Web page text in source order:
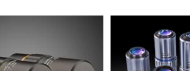
연구 용도에 사용하기 적합합니다. 현미경 필터